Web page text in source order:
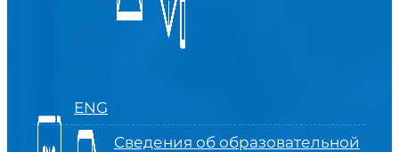
ENG
Сведения об образовательной